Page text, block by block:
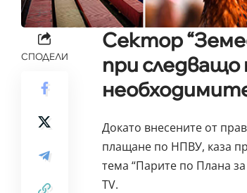
СПОДЕЛИ
Сектор
при
Докато внесените от
плащане по НПВУ, каза
тема “Парите по Плана
TV.